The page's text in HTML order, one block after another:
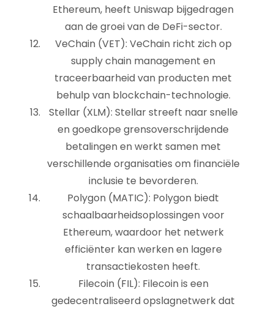
Ethereum, heeft Uniswap bijgedragen
aan de groei van de DeFi-sector.
VeChain (VET): VeChain richt zich op
supply chain management en
traceerbaarheid van producten met
behulp van blockchain-technologie.
Stellar (XLM): Stellar streeft naar snelle
en goedkope grensoverschrijdende
betalingen en werkt samen met
verschillende organisaties om financiële
inclusie te bevorderen.
Polygon (MATIC): Polygon biedt
schaalbaarheidsoplossingen voor
Ethereum, waardoor het netwerk
efficiënter kan werken en lagere
transactiekosten heeft.
Filecoin (FIL): Filecoin is een
gedecentraliseerd opslagnetwerk dat